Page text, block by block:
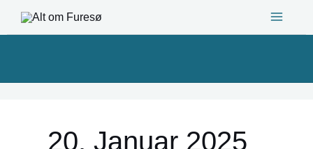
20. Januar 2025